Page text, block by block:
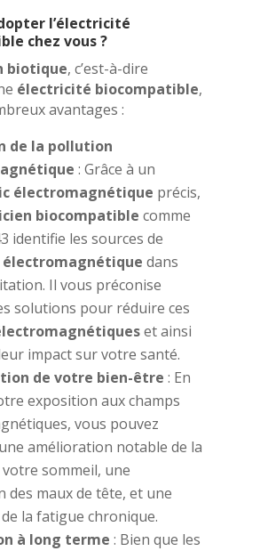
l’électricité
chez vous ?
biotique, c’est-à-dire
électricité biocompatible,
avantages :
de la pollution
: Grâce à un
électromagnétique précis,
biocompatible comme
identifie les sources de
dans
Il vous préconise
solutions pour réduire ces
et ainsi
impact sur votre santé.
de votre bien-être : En
exposition aux champs
vous pouvez
amélioration notable de la
sommeil, une
des maux de tête, et une
la fatigue chronique.
à long terme : Bien que les